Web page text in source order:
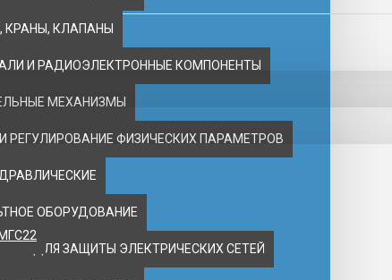
КЛАПАНЫ
И РАДИОЭЛЕКТРОННЫЕ КОМПОНЕНТЫ
МЕХАНИЗМЫ
РЕГУЛИРОВАНИЕ ФИЗИЧЕСКИХ ПАРАМЕТРОВ
ОБОРУДОВАНИЕ
ДЛЯ ЗАЩИТЫ ЭЛЕКТРИЧЕСКИХ СЕТЕЙ